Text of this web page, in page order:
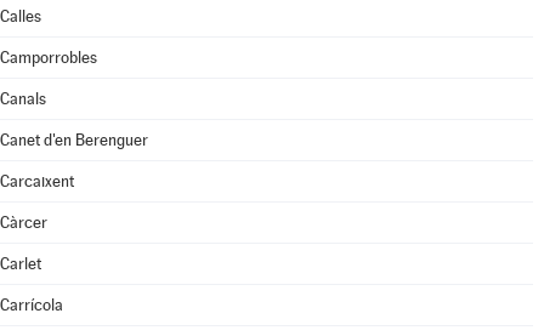
Calles
Camporrobles
Canals
Canet d'en Berenguer
Carcaixent
Càrcer
Carlet
Carrícola